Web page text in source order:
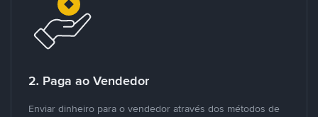
2. Paga ao Vendedor
Enviar dinheiro para o vendedor através dos métodos de